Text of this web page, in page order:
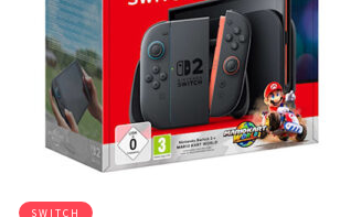
SWITCH